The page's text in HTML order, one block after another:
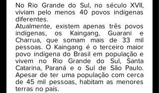
No Rio Grande do Sul, no século XVII,
viviam pelo menos 40 povos indígenas
diferentes.
Atualmente, existem apenas três povos
indígenas, os Kaingang, Guarani e
Charrua, que somam mais de 33 mil
pessoas. O Kaingang é o terceiro maior
povo indígena do Brasil em população e
vivem no Rio Grande do Sul, Santa
Catarina, Paraná e o Sul de São Paulo.
Apesar de ter uma população com cerca
de 45 mil pessoas, habitam as menores
terras no país.